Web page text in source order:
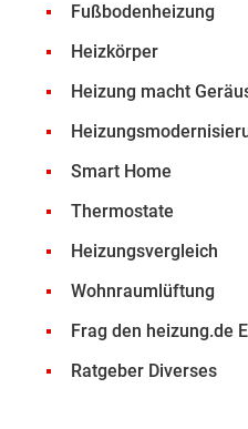
Fußbodenheizung
Heizkörper
Heizung macht
Smart Home
Thermostate
Heizungsvergleich
Wohnraumlüftung
Frag den heizung.de
Ratgeber Diverses